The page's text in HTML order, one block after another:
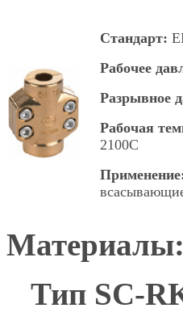
Стандарт:
Рабочее
Разрывное
Рабочая
2100С
Материалы:
Тип SC-